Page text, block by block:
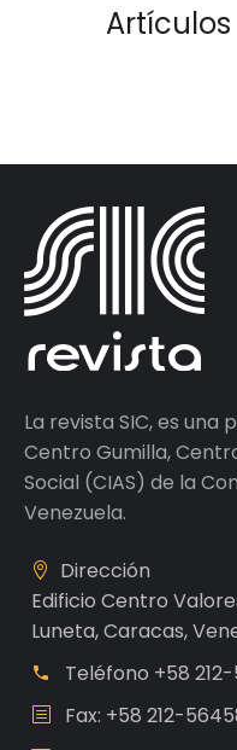
La revista SIC, es una
Centro Gumilla,
Social (CIAS) de la
Venezuela.
Dirección
Edificio Centro
Luneta, Caracas,
Teléfono +58
Fax: +58 212-